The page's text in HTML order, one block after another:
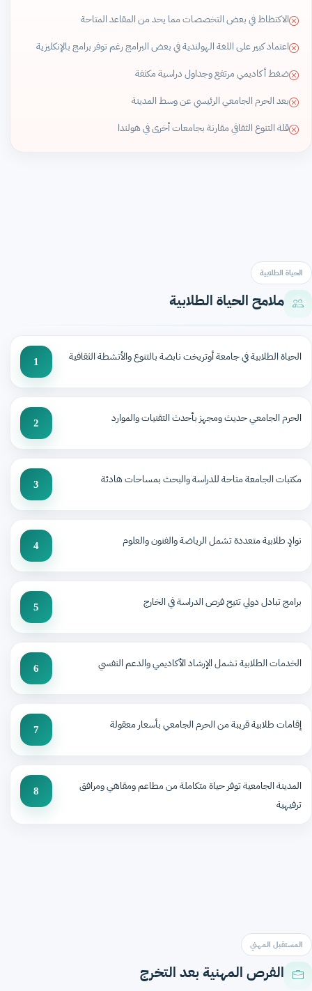
الاكتظاظ في بعض التخصصات مما يحد من المقاعد المتاحة
اعتماد كبير على اللغة الهولندية في بعض البرامج رغم توفر برامج بالإنكليزية
ضغط أكاديمي مرتفع وجداول دراسية مكثفة
بعد الحرم الجامعي الرئيسي عن وسط المدينة
قلة التنوع الثقافي مقارنة بجامعات أخرى في هولندا
الحياة الطلابية
ملامح الحياة الطلابية
الحياة الطلابية في جامعة أوتريخت نابضة بالتنوع والأنشطة الثقافية 1
الحرم الجامعي حديث ومجهز بأحدث التقنيات والموارد 2
مكتبات الجامعة متاحة للدراسة والبحث بمساحات هادئة 3
نوادٍ طلابية متعددة تشمل الرياضة والفنون والعلوم 4
برامج تبادل دولي تتيح فرص الدراسة في الخارج 5
الخدمات الطلابية تشمل الإرشاد الأكاديمي والدعم النفسي 6
إقامات طلابية قريبة من الحرم الجامعي بأسعار معقولة 7
المدينة الجامعية توفر حياة متكاملة من مطاعم ومقاهي ومرافق
ترفيهية
8
المستقبل المهني
الفرص المهنية بعد التخرج